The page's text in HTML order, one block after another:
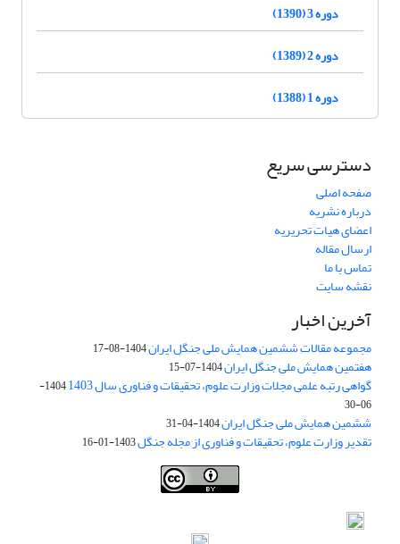
دوره 3 (1390)
دوره 2 (1389)
دوره 1 (1388)
دسترسی سریع
صفحه اصلی
درباره نشریه
اعضای هیات تحریریه
ارسال مقاله
تماس با ما
نقشه سایت
آخرین اخبار
مجموعه مقالات ششمین همایش ملی جنگل ایران1404-08-17
هفتمین همایش ملی جنگل ایران1404-07-15
گواهی رتبه علمی مجلات وزارت علوم، تحقیقات و فناوری سال 1403
1404-
06-30
ششمین همایش ملی جنگل ایران1404-04-31
تقدیر وزارت علوم، تحقیقات و فناوری از مجله جنگل1403-01-16